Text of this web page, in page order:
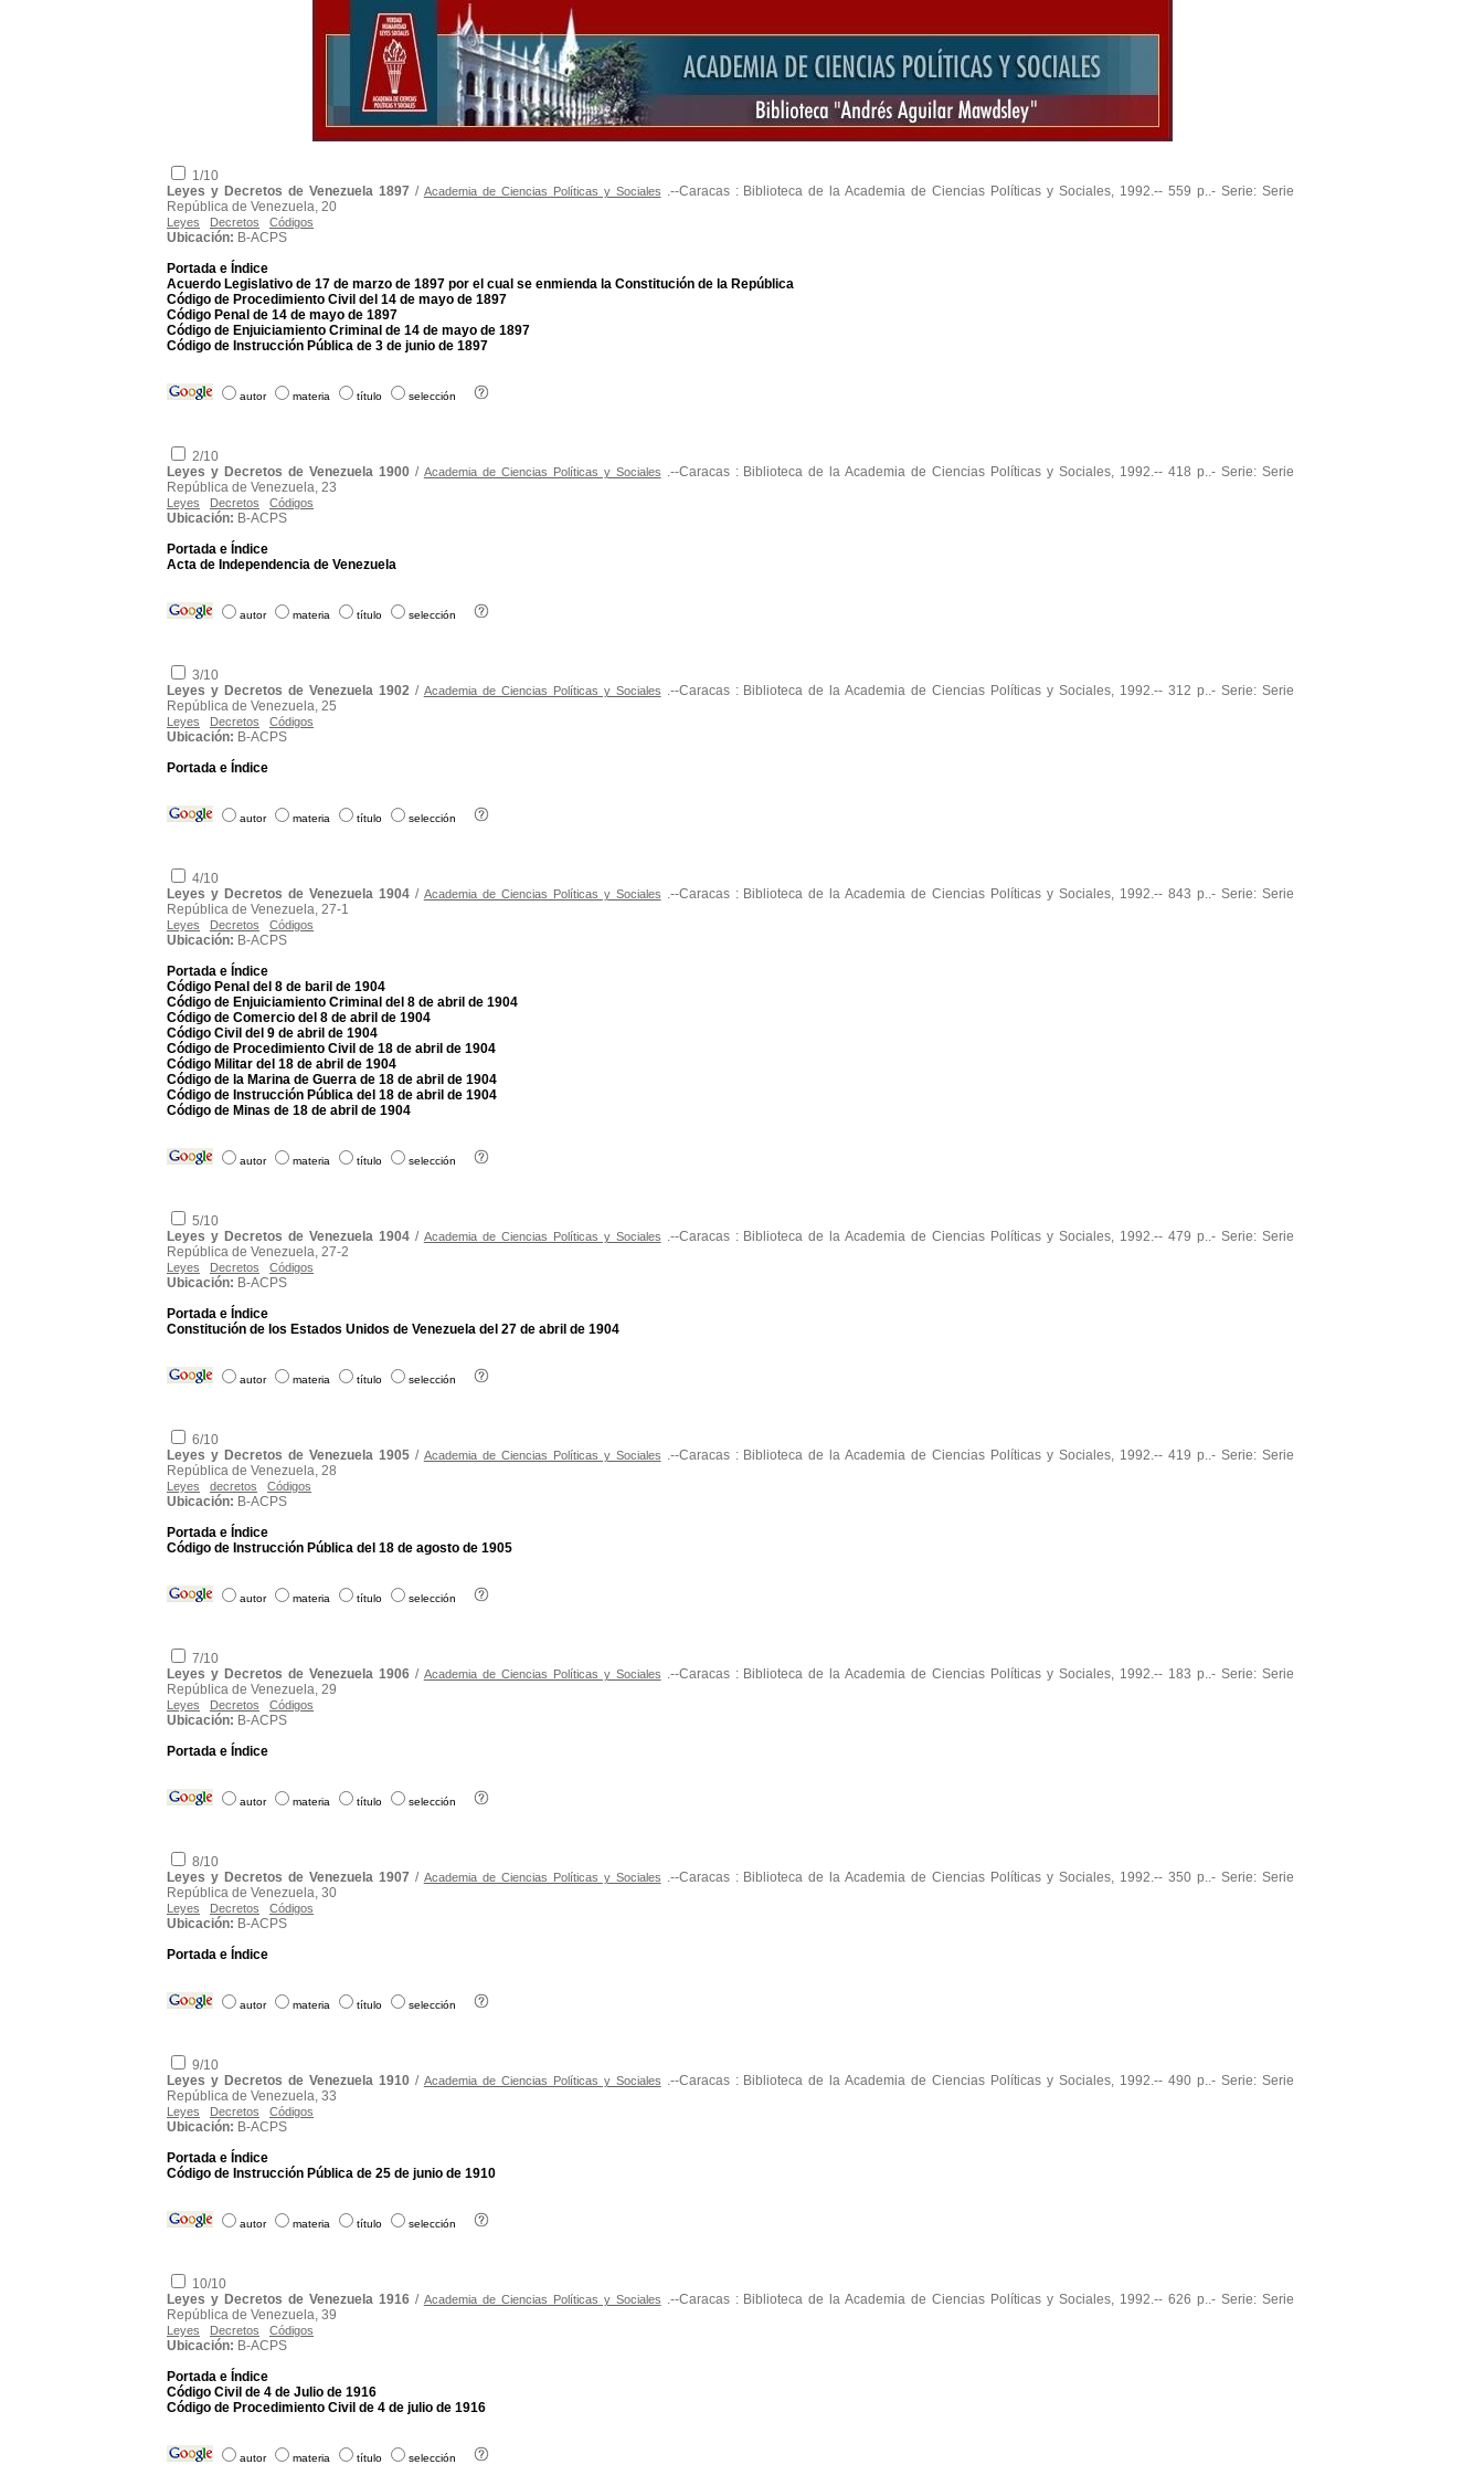
1/10
Leyes y Decretos de Venezuela 1897 / Academia de Ciencias Políticas y Sociales .--Caracas : Biblioteca de la Academia de Ciencias Políticas y Sociales, 1992.-- 559 p..- Serie: Serie
República de Venezuela, 20
Leyes Decretos Códigos
Ubicación: B-ACPS
Portada e Índice
Acuerdo Legislativo de 17 de marzo de 1897 por el cual se enmienda la Constitución de la República
Código de Procedimiento Civil del 14 de mayo de 1897
Código Penal de 14 de mayo de 1897
Código de Enjuiciamiento Criminal de 14 de mayo de 1897
Código de Instrucción Pública de 3 de junio de 1897
autor materia título selección
2/10
Leyes y Decretos de Venezuela 1900/ Academia de Ciencias Políticas y Sociales .--Caracas : Biblioteca de la Academia de Ciencias Políticas y Sociales, 1992.-- 418 p..- Serie: Serie
República de Venezuela, 23
Leyes Decretos Códigos
Ubicación: B-ACPS
Portada e Índice
Acta de Independencia de Venezuela
autor materia título selección
3/10
Leyes y Decretos de Venezuela 1902/ Academia de Ciencias Políticas y Sociales .--Caracas : Biblioteca de la Academia de Ciencias Políticas y Sociales, 1992.-- 312 p..- Serie: Serie
República de Venezuela, 25
Leyes Decretos Códigos
Ubicación: B-ACPS
Portada e Índice
autor materia título selección
4/10
Leyes y Decretos de Venezuela 1904/ Academia de Ciencias Políticas y Sociales .--Caracas : Biblioteca de la Academia de Ciencias Políticas y Sociales, 1992.-- 843 p..- Serie: Serie
República de Venezuela, 27-1
Leyes Decretos Códigos
Ubicación: B-ACPS
Portada e Índice
Código Penal del 8 de baril de 1904
Código de Enjuiciamiento Criminal del 8 de abril de 1904
Código de Comercio del 8 de abril de 1904
Código Civil del 9 de abril de 1904
Código de Procedimiento Civil de 18 de abril de 1904
Código Militar del 18 de abril de 1904
Código de la Marina de Guerra de 18 de abril de 1904
Código de Instrucción Pública del 18 de abril de 1904
Código de Minas de 18 de abril de 1904
autor materia título selección
5/10
Leyes y Decretos de Venezuela 1904/ Academia de Ciencias Políticas y Sociales .--Caracas : Biblioteca de la Academia de Ciencias Políticas y Sociales, 1992.-- 479 p..- Serie: Serie
República de Venezuela, 27-2
Leyes Decretos Códigos
Ubicación: B-ACPS
Portada e Índice
Constitución de los Estados Unidos de Venezuela del 27 de abril de 1904
autor materia título selección
6/10
Leyes y Decretos de Venezuela 1905/ Academia de Ciencias Políticas y Sociales .--Caracas : Biblioteca de la Academia de Ciencias Políticas y Sociales, 1992.-- 419 p..- Serie: Serie
República de Venezuela, 28
Leyes decretos Códigos
Ubicación: B-ACPS
Portada e Índice
Código de Instrucción Pública del 18 de agosto de 1905
autor materia título selección
7/10
Leyes y Decretos de Venezuela 1906/ Academia de Ciencias Políticas y Sociales .--Caracas : Biblioteca de la Academia de Ciencias Políticas y Sociales, 1992.-- 183 p..- Serie: Serie
República de Venezuela, 29
Leyes Decretos Códigos
Ubicación: B-ACPS
Portada e Índice
autor materia título selección
8/10
Leyes y Decretos de Venezuela 1907 / Academia de Ciencias Políticas y Sociales .--Caracas : Biblioteca de la Academia de Ciencias Políticas y Sociales, 1992.-- 350 p..- Serie: Serie
República de Venezuela, 30
Leyes Decretos Códigos
Ubicación: B-ACPS
Portada e Índice
autor materia título selección
9/10
Leyes y Decretos de Venezuela 1910/ Academia de Ciencias Políticas y Sociales .--Caracas : Biblioteca de la Academia de Ciencias Políticas y Sociales, 1992.-- 490 p..- Serie: Serie
República de Venezuela, 33
Leyes Decretos Códigos
Ubicación: B-ACPS
Portada e Índice
Código de Instrucción Pública de 25 de junio de 1910
autor materia título selección
10/10
Leyes y Decretos de Venezuela 1916/ Academia de Ciencias Políticas y Sociales .--Caracas : Biblioteca de la Academia de Ciencias Políticas y Sociales, 1992.-- 626 p..- Serie: Serie
República de Venezuela, 39
Leyes Decretos Códigos
Ubicación: B-ACPS
Portada e Índice
Código Civil de 4 de Julio de 1916
Código de Procedimiento Civil de 4 de julio de 1916
autor materia título selección